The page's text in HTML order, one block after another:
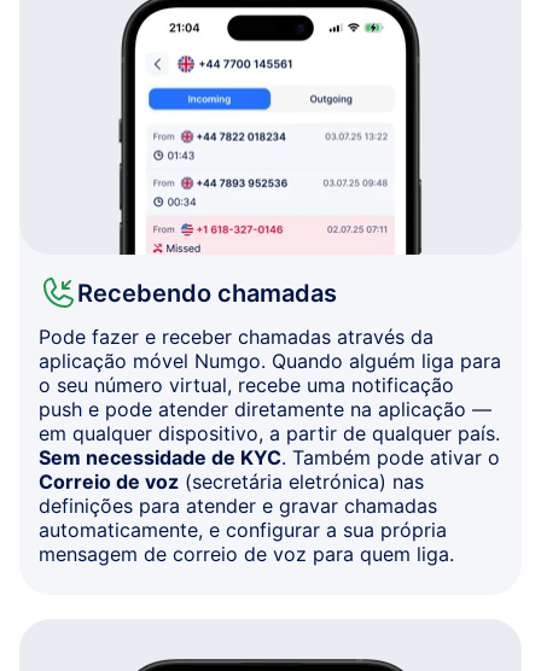
Recebendo chamadas
Pode fazer e receber chamadas através da
aplicação móvel Numgo. Quando alguém liga para
o seu número virtual, recebe uma notificação
push e pode atender diretamente na aplicação —
em qualquer dispositivo, a partir de qualquer país.
Sem necessidade de KYC. Também pode ativar o
Correio de voz (secretária eletrónica) nas
definições para atender e gravar chamadas
automaticamente, e configurar a sua própria
mensagem de correio de voz para quem liga.